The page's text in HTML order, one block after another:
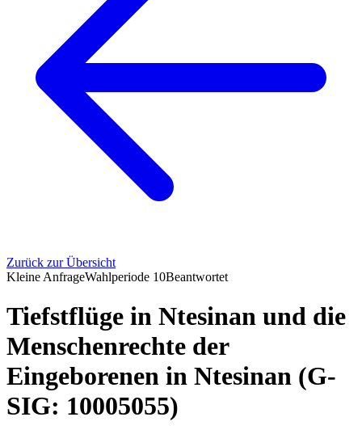
Zurück zur Übersicht
Kleine AnfrageWahlperiode 10Beantwortet
Tiefstflüge in Ntesinan und die
Menschenrechte der
Eingeborenen in Ntesinan (G-
SIG: 10005055)